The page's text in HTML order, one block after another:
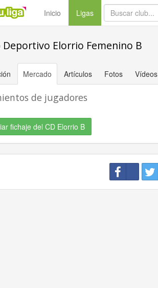
Inicio Ligas(current)
Deportivo Elorrio Femenino B
Mercado Artículos Fotos Vídeos
de jugadores
fichaje del CD Elorrio B